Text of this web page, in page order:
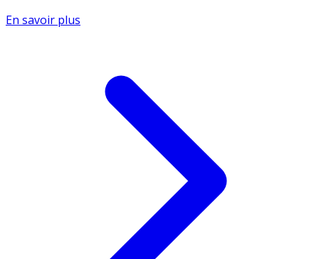
En savoir plus